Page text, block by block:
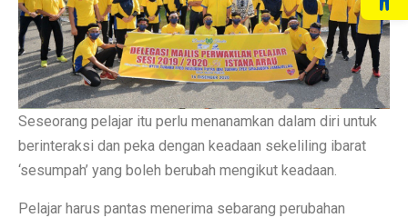
Seseorang pelajar itu perlu menanamkan dalam diri untuk
berinteraksi dan peka dengan keadaan sekeliling ibarat
‘sesumpah’ yang boleh berubah mengikut keadaan.
Pelajar harus pantas menerima sebarang perubahan